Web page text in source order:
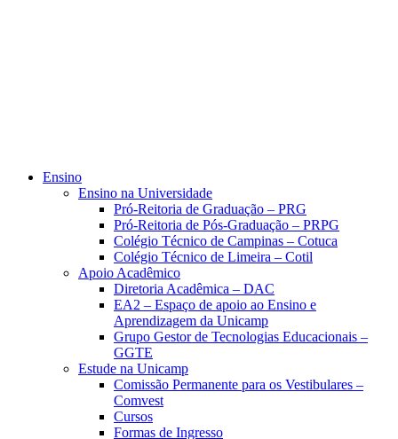
Ensino
Ensino na Universidade
Pró-Reitoria de Graduação – PRG
Pró-Reitoria de Pós-Graduação – PRPG
Colégio Técnico de Campinas – Cotuca
Colégio Técnico de Limeira – Cotil
Apoio Acadêmico
Diretoria Acadêmica – DAC
EA2 – Espaço de apoio ao Ensino e
Aprendizagem da Unicamp
Grupo Gestor de Tecnologias Educacionais –
GGTE
Estude na Unicamp
Comissão Permanente para os Vestibulares –
Comvest
Cursos
Formas de Ingresso